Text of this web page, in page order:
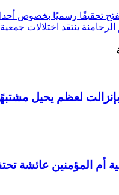
تحقيقًا رسميًا بخصوص أحداث
ينتقد اختلالات
لعظم يحيل
أم المؤمنين عائشة